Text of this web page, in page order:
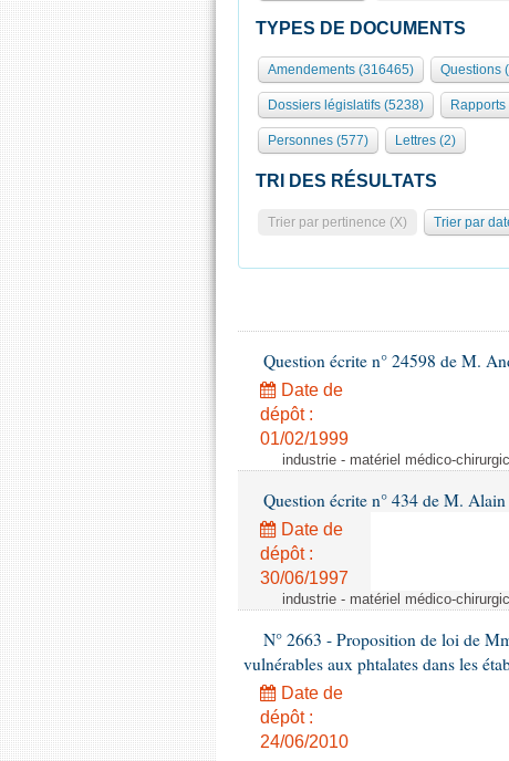
TYPES DE DOCUMENTS
Amendements (316465) Questions
Dossiers législatifs (5238)
Personnes (577) Lettres (2)
TRI DES RÉSULTATS
Trier par pertinence (X) Trier par
Question écrite n° 24598 de M.
Date de
dépôt :
01/02/1999
industrie - matériel médico-
Question écrite n° 434 de M.
Date de
dépôt :
30/06/1997
industrie - matériel médico-
N° 2663 - Proposition de loi de
vulnérables aux phtalates dans les
Date de
dépôt :
24/06/2010